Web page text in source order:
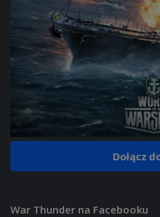
Dołącz
War Thunder na Facebooku